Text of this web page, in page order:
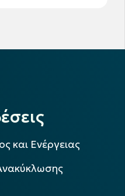
και Ενέργειας